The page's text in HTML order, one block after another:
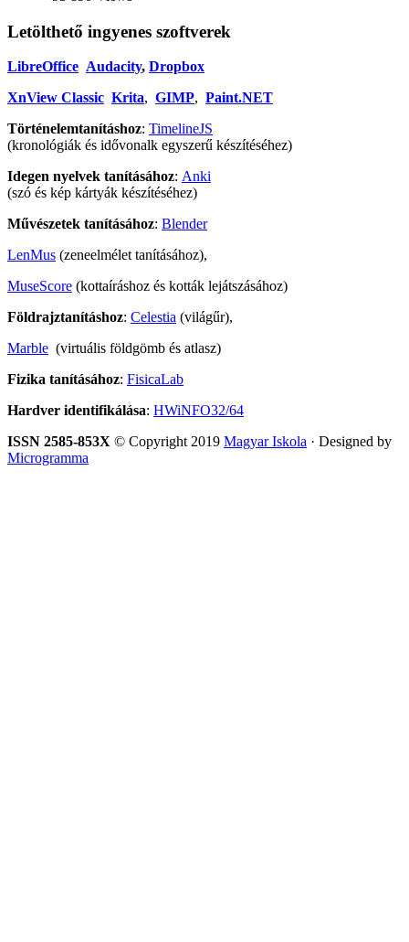
Letölthető ingyenes szoftverek
LibreOffice Audacity, Dropbox
XnView Classic Krita, GIMP, Paint.NET
Történelemtanításhoz: TimelineJS
(kronológiák és idővonalk egyszerű készítéséhez)
Idegen nyelvek tanításához: Anki
(szó és kép kártyák készítéséhez)
Művészetek tanításához: Blender
LenMus (zeneelmélet tanításához),
MuseScore (kottaíráshoz és kották lejátszásához)
Földrajztanításhoz: Celestia (világűr),
Marble (virtuális földgömb és atlasz)
Fizika tanításához: FisicaLab
Hardver identifikálása: HWiNFO32/64
ISSN 2585-853X © Copyright 2019 Magyar Iskola · Designed by
Microgramma